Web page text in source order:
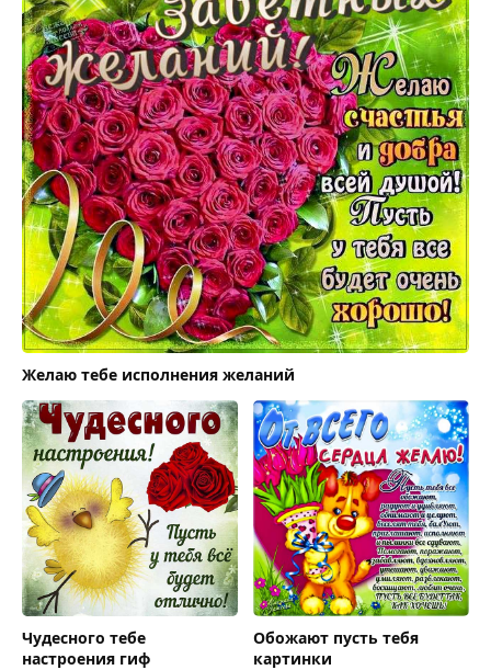
Желаю тебе исполнения желаний
Чудесного тебе
настроения гиф
Обожают пусть тебя
картинки